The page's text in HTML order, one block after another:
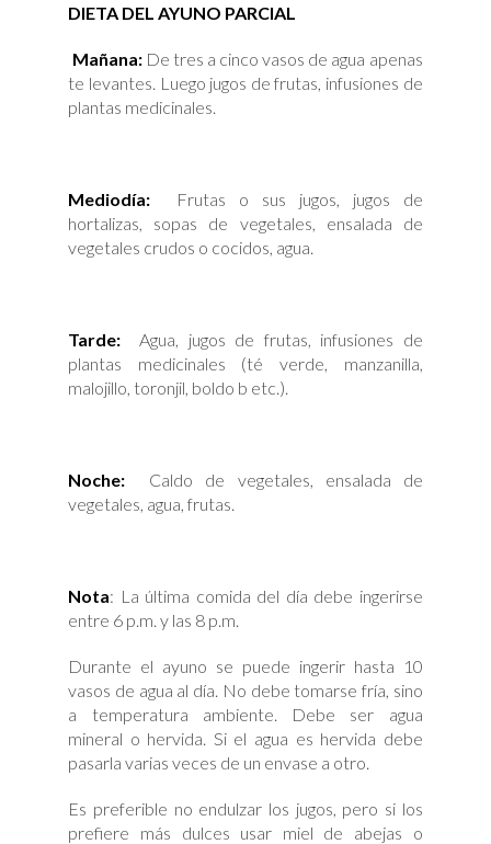
DIETA DEL AYUNO PARCIAL
Mañana:De tres a cinco vasos de agua apenas
te levantes. Luego jugos de frutas, infusiones de
plantas medicinales.
Mediodía: Frutas o sus jugos, jugos de
hortalizas, sopas de vegetales, ensalada de
vegetales crudos o cocidos, agua.
Tarde: Agua, jugos de frutas, infusiones de
plantas medicinales (té verde, manzanilla,
malojillo, toronjil, boldo b etc.).
Noche: Caldo de vegetales, ensalada de
vegetales, agua, frutas.
Nota: La última comida del día debe ingerirse
entre 6 p.m. y las 8 p.m.
Durante el ayuno se puede ingerir hasta 10
vasos de agua al día. No debe tomarse fría, sino
a temperatura ambiente. Debe ser agua
mineral o hervida. Si el agua es hervida debe
pasarla varias veces de un envase a otro.
Es preferible no endulzar los jugos, pero si los
prefiere más dulces usar miel de abejas o